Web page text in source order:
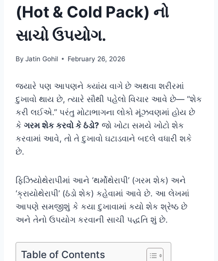
(Hot & Cold Pack) નો
સાચો ઉપયોગ.
By Jatin Gohil February 26, 2026
જ્યારે પણ આપણને ક્યાંય વાગે છે અથવા શરીરમાં
દુખાવો થાય છે, ત્યારે સૌથી પહેલો વિચાર આવે છે— “શેક
કરી લઈએ.” પરંતુ મોટાભાગના લોકો મૂંઝવણમાં હોય છે
કે ગરમ શેક કરવો કે ઠંડો? જો ખોટા સમયે ખોટો શેક
કરવામાં આવે, તો તે દુખાવો ઘટાડવાને બદલે વધારી શકે
છે.
ફિઝિયોથેરાપીમાં આને ‘થર્મોથેરાપી’ (ગરમ શેક) અને
‘ક્રાયોથેરાપી’ (ઠંડો શેક) કહેવામાં આવે છે. આ લેખમાં
આપણે સમજીશું કે કયા દુખાવામાં કયો શેક શ્રેષ્ઠ છે
અને તેનો ઉપયોગ કરવાની સાચી પદ્ધતિ શું છે.
Table of Contents